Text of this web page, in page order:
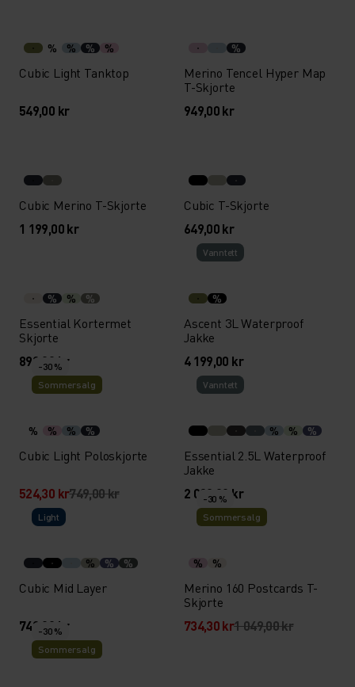
% % % %
Cubic Light Tanktop
549,00 kr
%
Merino Tencel Hyper Map
T-Skjorte
949,00 kr
Cubic Merino T-Skjorte
1 199,00 kr
Cubic T-Skjorte
649,00 kr
% % %
Essential Kortermet
Skjorte
899,00 kr
Vann­tett
%
Ascent 3L Waterproof
Jakke
4 199,00 kr
-30 %
Sommersalg
% % % %
Cubic Light Poloskjorte
524,30 kr749,00 kr
Vann­tett
% % %
Essential 2.5L Waterproof
Jakke
2 099,00 kr
Light
% % %
Cubic Mid Layer
749,00 kr
-30 %
Sommersalg
% %
Merino 160 Postcards T-
Skjorte
734,30 kr1 049,00 kr
-30 %
Sommersalg